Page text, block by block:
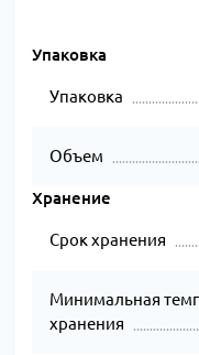
Упаковка
Упаковка
Объем
Хранение
Срок хранения
Минимальная
хранения